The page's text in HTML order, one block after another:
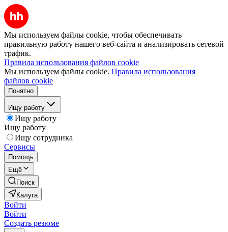
Мы используем файлы cookie, чтобы обеспечивать
правильную работу нашего веб-сайта и анализировать сетевой
трафик.
Правила использования файлов cookie
Мы используем файлы cookie. Правила использования
файлов cookie
Понятно
Ищу работу
Ищу работу
Ищу работу
Ищу сотрудника
Сервисы
Помощь
Ещё
Поиск
Калуга
Войти
Войти
Создать резюме